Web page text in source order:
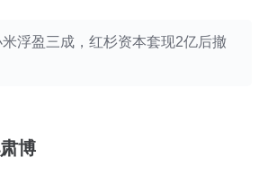
浮盈三成，红杉资本套现2亿后撤
博